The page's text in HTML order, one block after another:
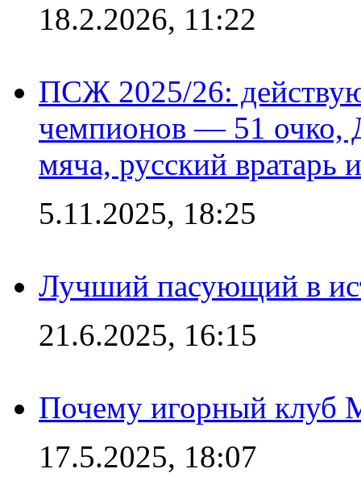
18.2.2026, 11:22
ПСЖ 2025/26:
чемпионов — 51 очко,
мяча, русский вратарь
5.11.2025, 18:25
Лучший пасующий в
21.6.2025, 16:15
Почему игорный клуб
17.5.2025, 18:07